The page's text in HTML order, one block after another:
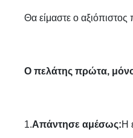
Θα είμαστε ο
Ο πελάτης πρώτα, μόνο
1.Απάντησε αμέσως:Η